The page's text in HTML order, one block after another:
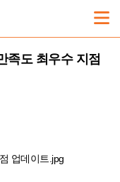
족도 최우수 지점